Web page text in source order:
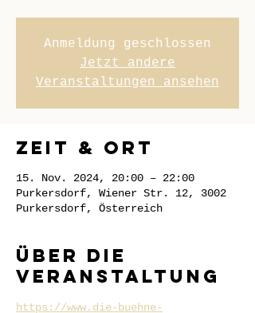
Anmeldung geschlossen
Jetzt andere
Veranstaltungen ansehen
Zeit & Ort
15. Nov. 2024, 20:00 – 22:00
Purkersdorf, Wiener Str. 12, 3002
Purkersdorf, Österreich
Über die
Veranstaltung
https://www.die-buehne-